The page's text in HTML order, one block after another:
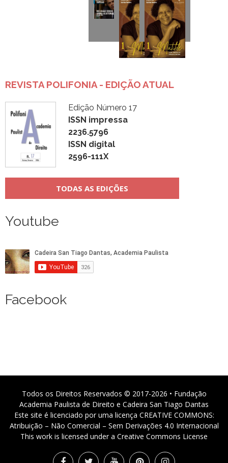
REVISTA POLIFONIA - EDIÇÃO ATUAL
Edição Número 17
ISSN impressa
2236.5796
ISSN digital
2596-111X
TODAS AS EDIÇÕES
Youtube
Facebook
Todos os Direitos Reservados © 2017-2026 • Fundação
Academia Paulista de Direito e Cadeira San Tiago Dantas
Este site é licenciado por uma licença CREATIVE COMMONS:
Atribuição – Não Comercial – Sem Derivações 4.0 Internacional
This work is licensed under a Creative Commons License